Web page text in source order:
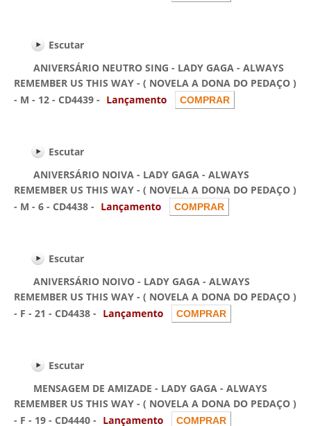
Escutar
ANIVERSÁRIO NEUTRO SING - LADY GAGA - ALWAYS
REMEMBER US THIS WAY - ( NOVELA A DONA DO PEDAÇO )
- M - 12 - CD4439 -
Escutar
ANIVERSÁRIO NOIVA - LADY GAGA - ALWAYS
REMEMBER US THIS WAY - ( NOVELA A DONA DO PEDAÇO )
- M - 6 - CD4438 -
Escutar
ANIVERSÁRIO NOIVO - LADY GAGA - ALWAYS
REMEMBER US THIS WAY - ( NOVELA A DONA DO PEDAÇO )
- F - 21 - CD4438 -
Escutar
MENSAGEM DE AMIZADE - LADY GAGA - ALWAYS
REMEMBER US THIS WAY - ( NOVELA A DONA DO PEDAÇO )
- F - 19 - CD4440 -